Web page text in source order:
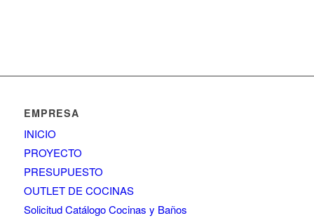
EMPRESA
INICIO
PROYECTO
PRESUPUESTO
OUTLET DE COCINAS
Solicitud Catálogo Cocinas y Baños